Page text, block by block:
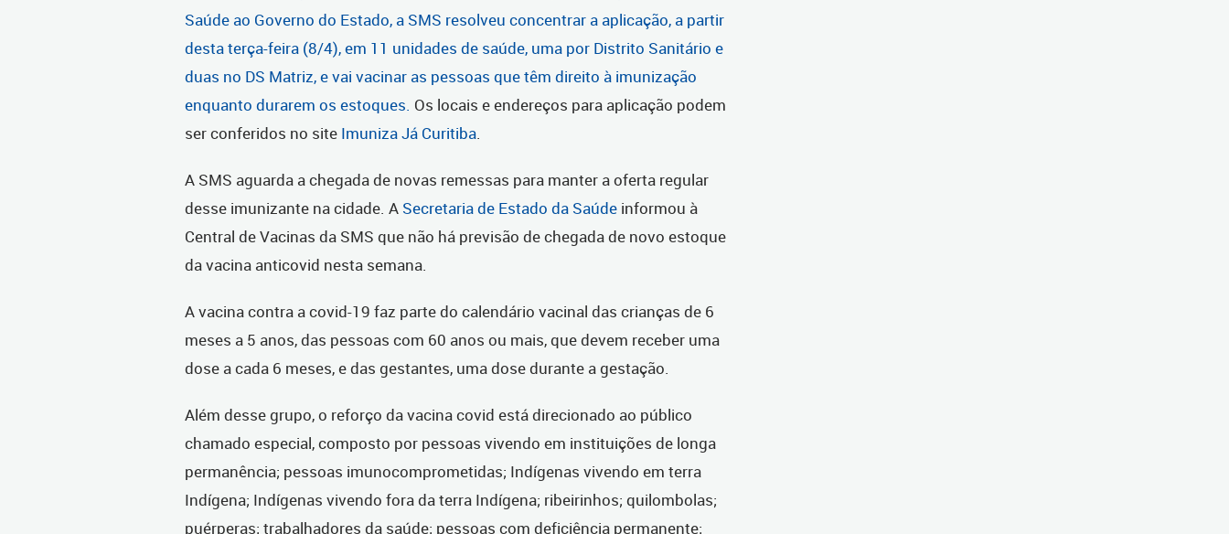
Saúde ao Governo do Estado, a SMS resolveu concentrar a aplicação, a partir
desta terça-feira (8/4), em 11 unidades de saúde, uma por Distrito Sanitário e
duas no DS Matriz, e vai vacinar as pessoas que têm direito à imunização
enquanto durarem os estoques. Os locais e endereços para aplicação podem
ser conferidos no site Imuniza Já Curitiba.
A SMS aguarda a chegada de novas remessas para manter a oferta regular
desse imunizante na cidade. A Secretaria de Estado da Saúde informou à
Central de Vacinas da SMS que não há previsão de chegada de novo estoque
da vacina anticovid nesta semana.
A vacina contra a covid-19 faz parte do calendário vacinal das crianças de 6
meses a 5 anos, das pessoas com 60 anos ou mais, que devem receber uma
dose a cada 6 meses, e das gestantes, uma dose durante a gestação.
Além desse grupo, o reforço da vacina covid está direcionado ao público
chamado especial, composto por pessoas vivendo em instituições de longa
permanência; pessoas imunocomprometidas; Indígenas vivendo em terra
Indígena; Indígenas vivendo fora da terra Indígena; ribeirinhos; quilombolas;
puérperas; trabalhadores da saúde; pessoas com deficiência permanente;